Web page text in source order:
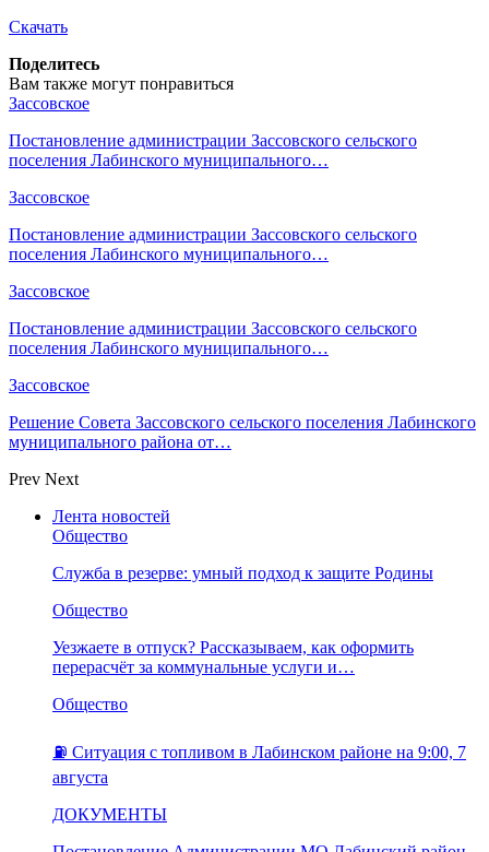
Скачать
Поделитесь
Вам также могут понравиться
Зассовское
Постановление администрации Зассовского сельского
поселения Лабинского муниципального…
Зассовское
Постановление администрации Зассовского сельского
поселения Лабинского муниципального…
Зассовское
Постановление администрации Зассовского сельского
поселения Лабинского муниципального…
Зассовское
Решение Совета Зассовского сельского поселения Лабинского
муниципального района от…
Prev Next
Лента новостей
Общество
Служба в резерве: умный подход к защите Родины
Общество
Уезжаете в отпуск? Рассказываем, как оформить
перерасчёт за коммунальные услуги и…
Общество
⛽️ Ситуация с топливом в Лабинском районе на 9:00, 7
августа
ДОКУМЕНТЫ